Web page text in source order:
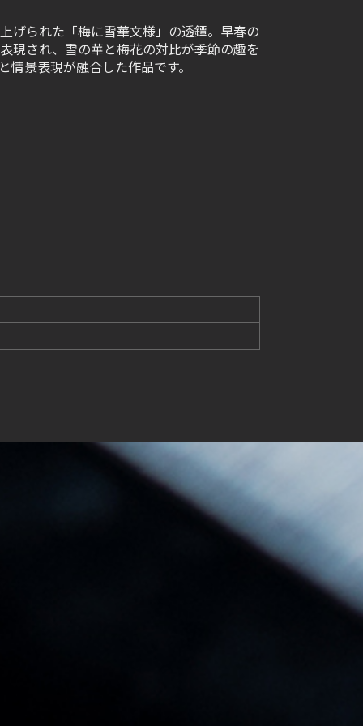
げられた「梅に雪華文様」の透鐔。早春の
現され、雪の華と梅花の対比が季節の趣を
景表現が融合した作品です。